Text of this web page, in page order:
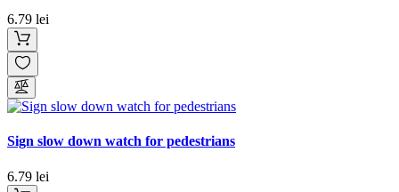
6.79 lei
Sign slow down watch for pedestrians
6.79 lei